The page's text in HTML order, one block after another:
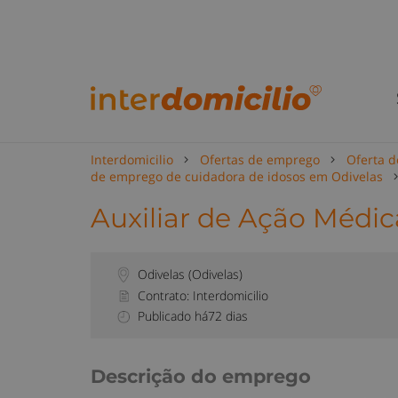
Interdomicilio Ofertas de emprego Oferta
de emprego de cuidadora de idosos em Odivelas
Auxiliar de Ação
Odivelas (Odivelas)
Contrato: Interdomicilio
Publicado há72 dias
Descrição do emprego